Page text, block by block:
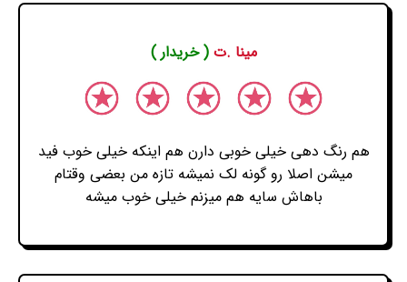
مینا .ت( خریدار )
هم رنگ دهی خیلی خوبی دارن هم اینکه خیلی خوب فید
میشن اصلا رو گونه لک نمیشه تازه من بعضی وقتام
باهاش سایه هم میزنم خیلی خوب میشه